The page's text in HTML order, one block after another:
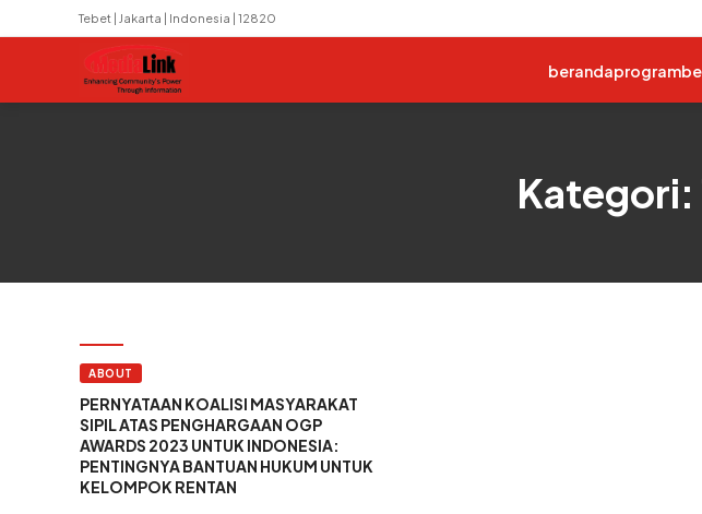
Tebet | Jakarta | Indonesia | 12820
berandaprogram
Kategori:
ABOUT
PERNYATAAN KOALISI MASYARAKAT
SIPIL ATAS PENGHARGAAN OGP
AWARDS 2023 UNTUK INDONESIA:
PENTINGNYA BANTUAN HUKUM UNTUK
KELOMPOK RENTAN